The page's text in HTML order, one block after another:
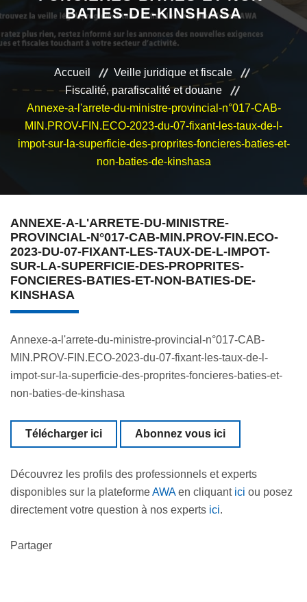
LES ANALYSESBATIES-DE-KINSHASA
Accueil
Veille juridique et fiscale
Fiscalité, parafiscalité et douane
Annexe-a-l'arrete-du-ministre-provincial-n°017-CAB-
MIN.PROV-FIN.ECO-2023-du-07-fixant-les-taux-de-l-
impot-sur-la-superficie-des-proprites-foncieres-baties-et-
non-baties-de-kinshasa
ANNEXE-A-L'ARRETE-DU-MINISTRE-
PROVINCIAL-N°017-CAB-MIN.PROV-FIN.ECO-
2023-DU-07-FIXANT-LES-TAUX-DE-L-IMPOT-
SUR-LA-SUPERFICIE-DES-PROPRITES-
FONCIERES-BATIES-ET-NON-BATIES-DE-
KINSHASA
Annexe-a-l'arrete-du-ministre-provincial-n°017-CAB-
MIN.PROV-FIN.ECO-2023-du-07-fixant-les-taux-de-l-
impot-sur-la-superficie-des-proprites-foncieres-baties-et-
non-baties-de-kinshasa
Télécharger ici Abonnez vous ici
Découvrez les profils des professionnels et experts
disponibles sur la plateformeAWAen cliquant ici ou posez
directement votre question à nos experts ici.
Partager